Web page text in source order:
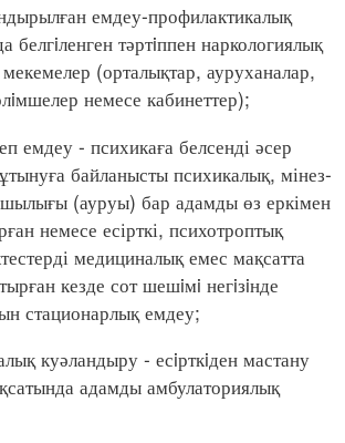
емдеу-профилактикалық
белгiленген тәртiппен наркологиялық
(орталықтар, ауруханалар,
немесе кабинеттер);
- психикаға белсенді әсер
байланысты психикалық, мінез-
(ауруы) бар адамды өз еркімен
немесе есірткі, психотроптық
медициналық емес мақсатта
кезде сот шешiмi негiзiнде
стационарлық емдеу;
куәландыру - есiрткiден мастану
адамды амбулаториялық